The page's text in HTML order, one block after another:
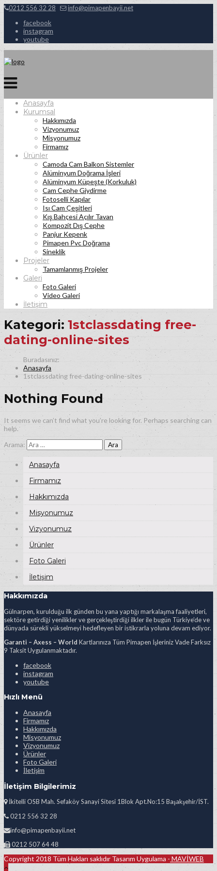
0212 556 32 28 info@pimapenbayii.net
facebook
instagram
youtube
Anasayfa
Kurumsal
Hakkımızda
Vizyonumuz
Misyonumuz
Firmamız
Ürünler
Camoda Cam Balkon Sistemler
Alüminyum Doğrama İşleri
Alüminyum Küpeşte (Korkuluk)
Cam Cephe Giydirme
Fotoselli Kapılar
Isı Cam Çeşitleri
Kış Bahçesi Açılır Tavan
Kompozit Dış Cephe
Panjur Kepenk
Pimapen Pvc Doğrama
Sineklik
Projeler
Tamamlanmış Projeler
Galeri
Foto Galeri
Video Galeri
İletişim
Kategori: 1stclassdating free-
dating-online-sites
Anasayfa
1stclassdating free-dating-online-sites
Nothing Found
It seems we can’t find what you’re looking for. Perhaps searching can
help.
Arama:
Anasayfa
Firmamız
Hakkımızda
Misyonumuz
Vizyonumuz
Ürünler
Foto Galeri
İletişim
Hakkımızda
Gülnarpen, kurulduğu ilk günden bu yana yaptığı markalaşma faaliyetleri,
sektöre getirdiği yenilikler ve gerçekleştirdiği ilkler ile bugün Türkiye’de ve
dünyada sürekli yükselmeyi hedefleyen bir istikrarla yoluna devam ediyor.
Garanti – Axess – World Kartlarınıza Tüm Pimapen İşleriniz Vade Farksız
9 Taksit Uygulanmaktadır.
facebook
instagram
youtube
Hızlı Menü
Anasayfa
Firmamız
Hakkımızda
Misyonumuz
Vizyonumuz
Ürünler
Foto Galeri
İletişim
İletişim Bilgilerimiz
İkitelli OSB Mah. Sefaköy Sanayi Sitesi 1Blok Apt.No:15 Başakşehir/İST.
0212 556 32 28
info@pimapenbayii.net
0212 507 64 48
Copyright 2018 Tüm Hakları saklıdır Tasarım Uygulama - MAVİWEB